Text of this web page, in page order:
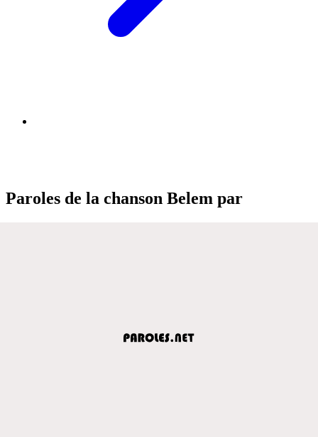
Paroles de la chanson Belem par